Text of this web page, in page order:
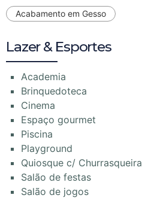
Acabamento em Gesso
Lazer & Esportes
Academia
Brinquedoteca
Cinema
Espaço gourmet
Piscina
Playground
Quiosque c/ Churrasqueira
Salão de festas
Salão de jogos